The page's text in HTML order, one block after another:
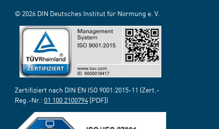
© 2026 DIN Deutsches Institut für Normung e. V.
Zertifiziert nach DIN EN ISO 9001:2015-11 (Zert.-
Reg.-Nr.: 01 100 2100794 [PDF])